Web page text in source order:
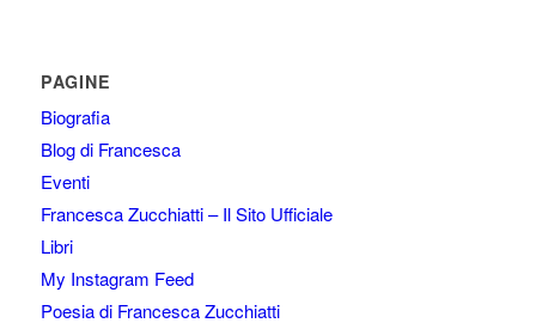
PAGINE
Biografia
Blog di Francesca
Eventi
Francesca Zucchiatti – Il Sito Ufficiale
Libri
My Instagram Feed
Poesia di Francesca Zucchiatti